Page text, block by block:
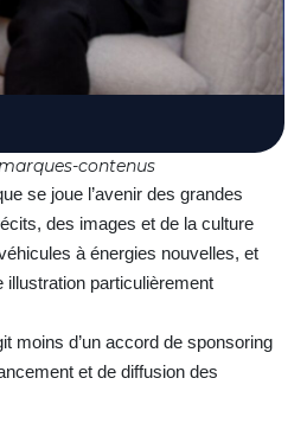
contenus
se joue l’avenir des grandes
des images et de la culture
à énergies nouvelles, et
illustration particulièrement
moins d’un accord de sponsoring
et de diffusion des